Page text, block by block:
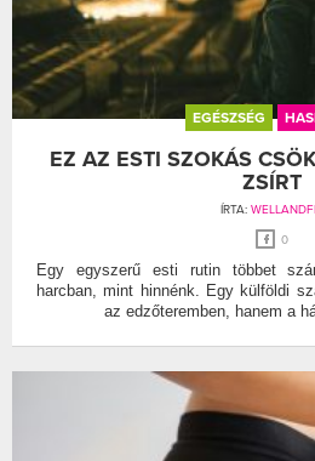
EGÉSZSÉG
EZ AZ ESTI SZOKÁS
ZSÍRT
ÍRTA:
0
Egy egyszerű esti rutin többet
harcban, mint hinnénk. Egy külföldi
az edzőteremben, hanem a